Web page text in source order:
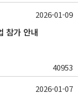
참가 안내
40953
2026-01-09
2026-01-07